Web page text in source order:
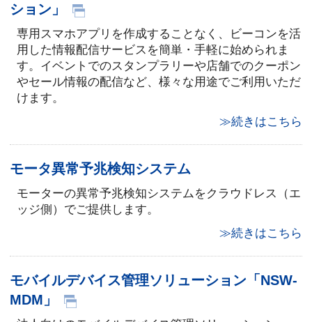
ション」
専用スマホアプリを作成することなく、ビーコンを活
用した情報配信サービスを簡単・手軽に始められま
す。イベントでのスタンプラリーや店舗でのクーポン
やセール情報の配信など、様々な用途でご利用いただ
けます。
≫続きはこちら
モータ異常予兆検知システム
モーターの異常予兆検知システムをクラウドレス（エ
ッジ側）でご提供します。
≫続きはこちら
モバイルデバイス管理ソリューション「NSW-
MDM」